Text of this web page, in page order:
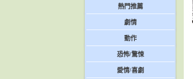
熱門推薦
劇情
動作
恐怖/驚悚
愛情/喜劇